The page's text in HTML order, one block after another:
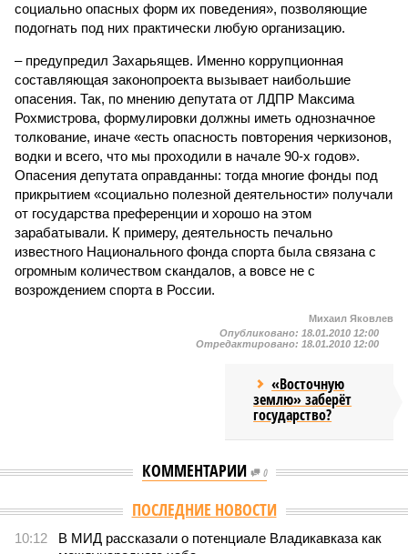
социально опасных форм их поведения», позволяющие
подогнать под них практически любую организацию.
– предупредил Захарьящев. Именно коррупционная
составляющая законопроекта вызывает наибольшие
опасения. Так, по мнению депутата от ЛДПР Максима
Рохмистрова, формулировки должны иметь однозначное
толкование, иначе «есть опасность повторения черкизонов,
водки и всего, что мы проходили в начале 90-х годов».
Опасения депутата оправданны: тогда многие фонды под
прикрытием «социально полезной деятельности» получали
от государства преференции и хорошо на этом
зарабатывали. К примеру, деятельность печально
известного Национального фонда спорта была связана с
огромным количеством скандалов, а вовсе не с
возрождением спорта в России.
Михаил Яковлев
Опубликовано: 18.01.2010 12:00
Отредактировано: 18.01.2010 12:00
«Восточную
землю» заберёт
государство?
КОММЕНТАРИИ 0
Версия //Конфликт // В нескольких станциях от уже сданного
«Сказочного леса» пайщики ЖК «Станция Л» продолжают ждать от
компании Capital Group начала реальной достройки